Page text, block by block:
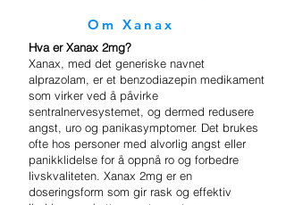
Om Xanax
Hva er Xanax 2mg?
Xanax, med det generiske navnet
alprazolam, er et benzodiazepin medikament
som virker ved å påvirke
sentralnervesystemet, og dermed redusere
angst, uro og panikasymptomer. Det brukes
ofte hos personer med alvorlig angst eller
panikklidelse for å oppnå ro og forbedre
livskvaliteten. Xanax 2mg er en
doseringsform som gir rask og effektiv